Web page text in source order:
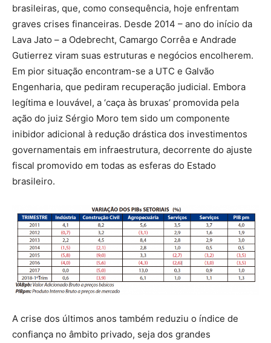
brasileiras, que, como consequência, hoje enfrentam
graves crises financeiras. Desde 2014 – ano do início da
Lava Jato – a Odebrecht, Camargo Corrêa e Andrade
Gutierrez viram suas estruturas e negócios encolherem.
Em pior situação encontram-se a UTC e Galvão
Engenharia, que pediram recuperação judicial. Embora
legítima e louvável, a ‘caça às bruxas’ promovida pela
ação do juiz Sérgio Moro tem sido um componente
inibidor adicional à redução drástica dos investimentos
governamentais em infraestrutura, decorrente do ajuste
fiscal promovido em todas as esferas do Estado
brasileiro.
A crise dos últimos anos também reduziu o índice de
confiança no âmbito privado, seja dos grandes